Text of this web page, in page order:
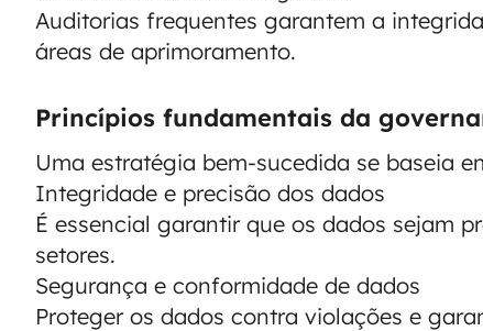
Auditorias frequentes garantem a
áreas de aprimoramento.
Princípios fundamentais da
Uma estratégia bem-sucedida se baseia
Integridade e precisão dos dados
É essencial garantir que os dados sejam
setores.
Segurança e conformidade de dados
Proteger os dados contra violações e